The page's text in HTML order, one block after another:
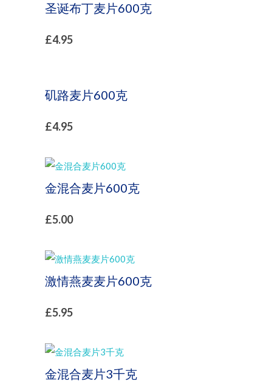
圣诞布丁麦片600克
£4.95
矶路麦片600克
£4.95
金混合麦片600克
£5.00
激情燕麦麦片600克
£5.95
金混合麦片3千克